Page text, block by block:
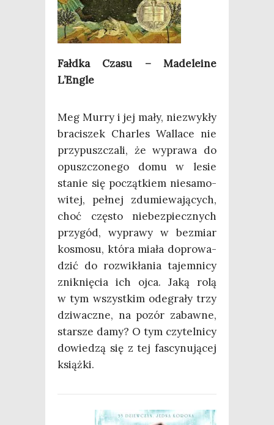
Fałd­ka Cza­su – Made­le­ine
L’Engle
Meg Mur­ry i jej mały, nie­zwy­kły
bra­ci­szek Char­les Wal­la­ce nie
przy­pusz­cza­li, że wypra­wa do
opusz­czo­ne­go domu w lesie
sta­nie się począt­kiem nie­sa­mo­
wi­tej, peł­nej zdu­mie­wa­ją­cych,
choć czę­sto nie­bez­piecz­nych
przy­gód, wypra­wy w bez­miar
kosmo­su, któ­ra mia­ła dopro­wa­
dzić do roz­wi­kła­nia tajem­ni­cy
znik­nię­cia ich ojca. Jaką rolą
w tym wszyst­kim ode­gra­ły trzy
dzi­wacz­ne, na pozór zabaw­ne,
star­sze damy? O tym czy­tel­ni­cy
dowie­dzą się z tej fascy­nu­ją­cej
książki.